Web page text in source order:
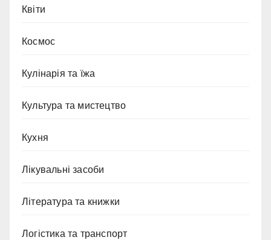
Квіти
Космос
Кулінарія та їжа
Культура та мистецтво
Кухня
Лікувальні засоби
Література та книжки
Логістика та транспорт